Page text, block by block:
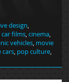
design,
car films,cinema,
vehicles, movie
cars, pop culture,